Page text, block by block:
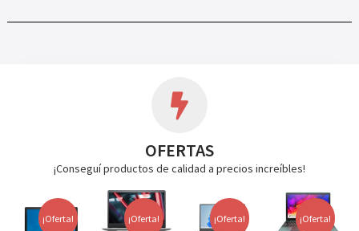
OFERTAS
¡Conseguí productos de calidad a precios increíbles!
¡Oferta! ¡Oferta! ¡Oferta! ¡Oferta!